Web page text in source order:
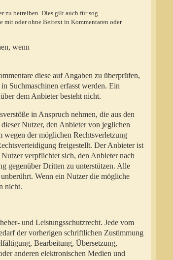
zu betreiben. Dies gilt auch für sog.
mit oder ohne Beitext in Kommentaren oder
wenn
diese auf Angaben zu überprüfen,
Suchmaschinen erfasst werden. Ein
dem Anbieter besteht nicht.
in Anspruch nehmen, die aus den
Nutzer, den Anbieter von jeglichen
wegen der möglichen Rechtsverletzung
freigestellt. Der Anbieter ist
verpflichtet sich, den Anbieter nach
gegenüber Dritten zu unterstützen. Alle
Wenn ein Nutzer die mögliche
nicht.
und Leistungsschutzrecht. Jede vom
der vorherigen schriftlichen Zustimmung
Bearbeitung, Übersetzung,
anderen elektronischen Medien und